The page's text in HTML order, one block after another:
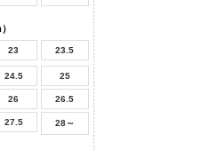
23 23.5
24.5 25
26 26.5
27.5 28～